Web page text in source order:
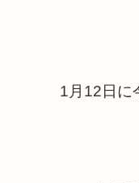
1月12日に